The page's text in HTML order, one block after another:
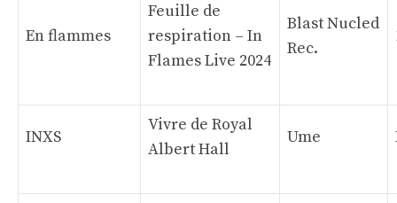
En flammes
Feuille de
respiration – In
Flames Live 2024
Blast Nucled
Rec.
INXS
Vivre de Royal
Albert Hall
Ume